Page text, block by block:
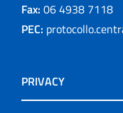
Fax: 06 4938 7118
PEC:
PRIVACY